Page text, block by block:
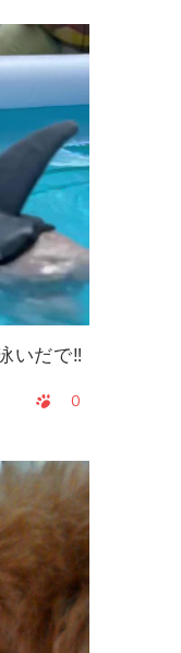
いだで‼️
0